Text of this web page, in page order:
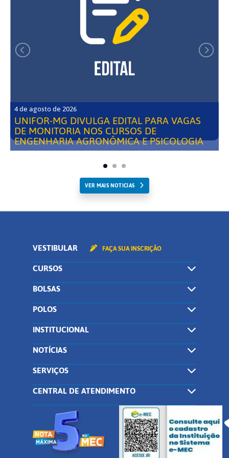
4 de agosto de 2026
UNIFOR-MG DIVULGA EDITAL PARA VAGAS
DE MONITORIA NOS CURSOS DE
ENGENHARIA AGRONÔMICA E PSICOLOGIA
VER MAIS NOTICIAS
VESTIBULAR FAÇA SUA INSCRIÇÃO
CURSOS
BOLSAS
POLOS
INSTITUCIONAL
NOTÍCIAS
SERVIÇOS
CENTRAL DE ATENDIMENTO